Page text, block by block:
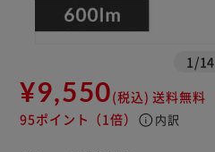
1 /14
¥9,550(税込) 送料無料
95ポイント （1倍） info 内訳
※ご確認ください